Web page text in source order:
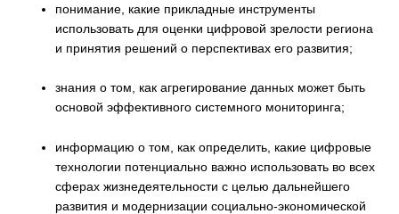
понимание, какие прикладные инструменты
использовать для оценки цифровой зрелости региона
и принятия решений о перспективах его развития;
знания о том, как агрегирование данных может быть
основой эффективного системного мониторинга;
информацию о том, как определить, какие цифровые
технологии потенциально важно использовать во всех
сферах жизнедеятельности с целью дальнейшего
развития и модернизации социально-экономической